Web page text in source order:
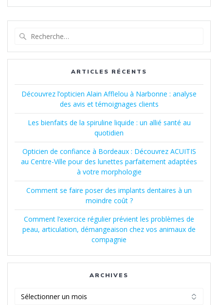
des
articles
:
ARTICLES RÉCENTS
Découvrez l’opticien Alain Afflelou à Narbonne : analyse
des avis et témoignages clients
Les bienfaits de la spiruline liquide : un allié santé au
quotidien
Opticien de confiance à Bordeaux : Découvrez ACUITIS
au Centre-Ville pour des lunettes parfaitement adaptées
à votre morphologie
Comment se faire poser des implants dentaires à un
moindre coût ?
Comment l’exercice régulier prévient les problèmes de
peau, articulation, démangeaison chez vos animaux de
compagnie
ARCHIVES